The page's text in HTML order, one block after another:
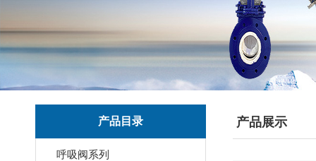
产品目录
呼吸阀系列
产品展示